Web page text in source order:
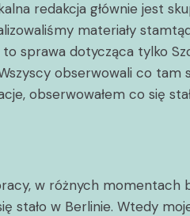
redakcja głównie jest
materiały
sprawa dotycząca tylko
obserwowali co tam
obserwowałem co się
w różnych momentach
stało w Berlinie. Wtedy